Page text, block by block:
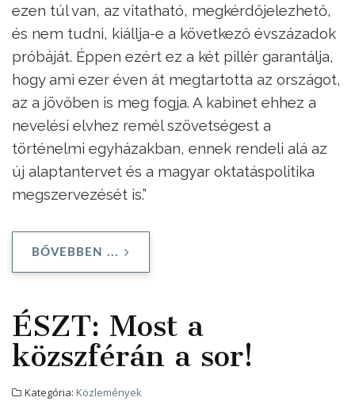
ezen túl van, az vitatható, megkérdőjelezhető,
és nem tudni, kiállja-e a következő évszázadok
próbáját. Éppen ezért ez a két pillér garantálja,
hogy ami ezer éven át megtartotta az országot,
az a jövőben is meg fogja. A kabinet ehhez a
nevelési elvhez remél szövetségest a
történelmi egyházakban, ennek rendeli alá az
új alaptantervet és a magyar oktatáspolitika
megszervezését is.”
BŐVEBBEN ...
ÉSZT: Most a
közszférán a sor!
Kategória: Közlemények